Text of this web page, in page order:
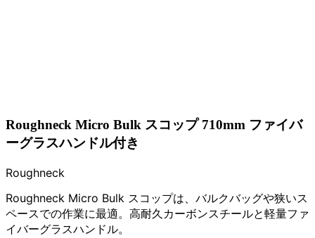
Roughneck Micro Bulk スコップ 710mm ファイバ
ーグラスハンドル付き
Roughneck
Roughneck Micro Bulk スコップは、バルクバッグや狭いス
ペースでの作業に最適。高耐久カーボンスチールと軽量ファ
イバーグラスハンドル。